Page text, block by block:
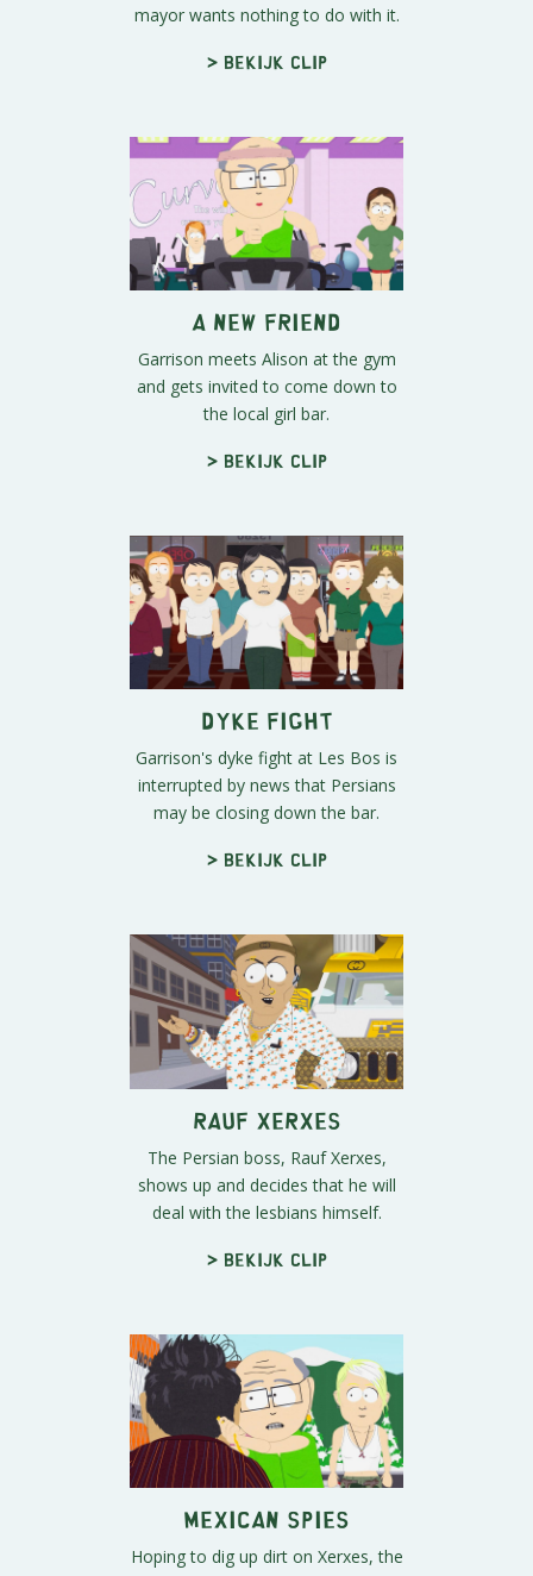
mayor wants nothing to do with it.
> Bekijk clip
A New Friend
Garrison meets Alison at the gym
and gets invited to come down to
the local girl bar.
> Bekijk clip
Dyke Fight
Garrison's dyke fight at Les Bos is
interrupted by news that Persians
may be closing down the bar.
> Bekijk clip
Rauf Xerxes
The Persian boss, Rauf Xerxes,
shows up and decides that he will
deal with the lesbians himself.
> Bekijk clip
Mexican Spies
Hoping to dig up dirt on Xerxes, the